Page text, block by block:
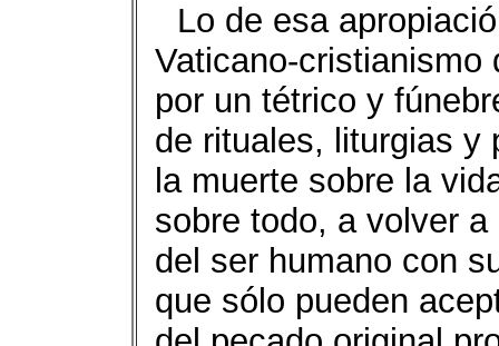
Lo de esa
Vaticano-cristianismo
por un tétrico y
de rituales, liturgias y
la muerte sobre la
sobre todo, a volver
del ser humano con
que sólo pueden